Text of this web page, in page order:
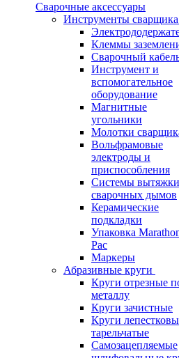
Сварочные аксессуары
Инструменты сварщика
Клеммы
Сварочный
Инструмент и
вспомогательное
оборудование
Магнитные
угольники
Молотки
Вольфрамовые
электроды и
приспособления
Системы вытяжки
сварочных дымов
Керамические
подкладки
Упаковка
Pac
Маркеры
Абразивные круги
Круги отрезные
металлу
Круги зачистные
Круги
тарельчатые
Самозацепляемые